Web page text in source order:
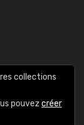
collections
pouvez créer